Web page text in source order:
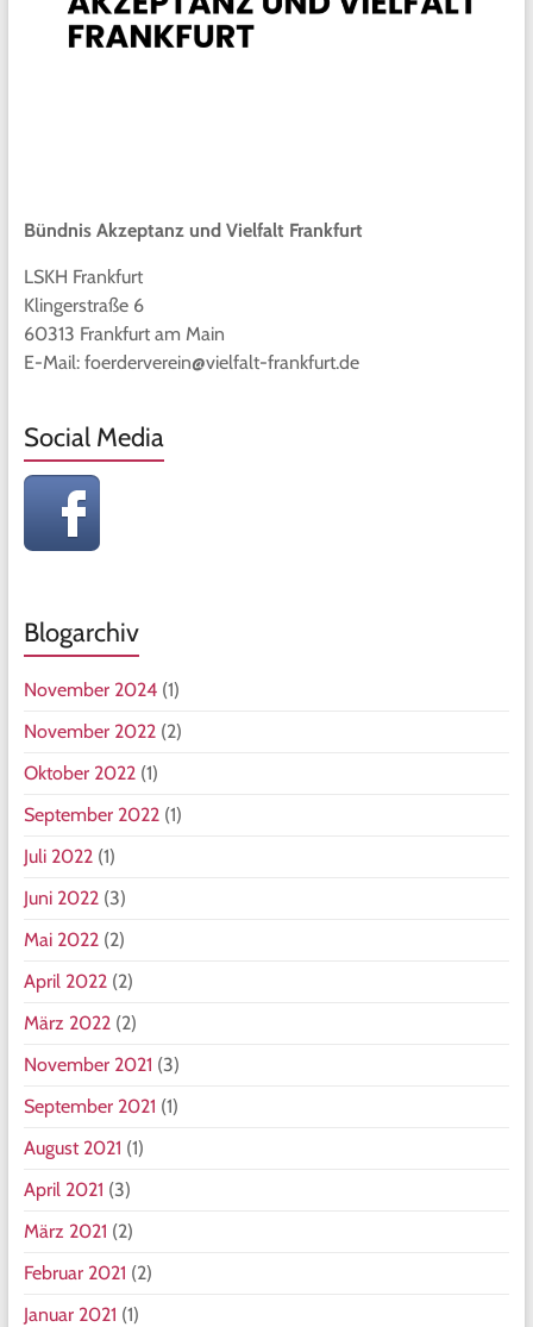
Bündnis Akzeptanz und Vielfalt Frankfurt
LSKH Frankfurt
Klingerstraße 6
60313 Frankfurt am Main
E-Mail: foerderverein@vielfalt-frankfurt.de
Social Media
Blogarchiv
November 2024(1)
November 2022(2)
Oktober 2022(1)
September 2022(1)
Juli 2022(1)
Juni 2022(3)
Mai 2022(2)
April 2022(2)
März 2022(2)
November 2021 (3)
September 2021 (1)
August 2021 (1)
April 2021 (3)
März 2021 (2)
Februar 2021 (2)
Januar 2021 (1)